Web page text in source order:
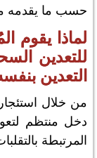
حسب ما يقدمه
لماذا يقوم
للتعدين
التعدين
من خلال
دخل منتظم
المرتبطة